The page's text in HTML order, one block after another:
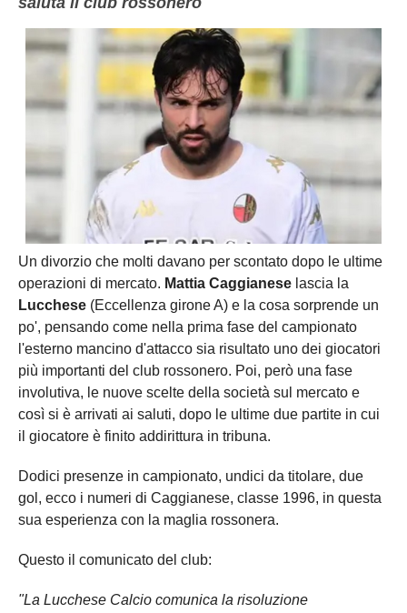
Un divorzio che molti davano per scontato dopo le ultime
operazioni di mercato. Mattia Caggianese lascia la
Lucchese (Eccellenza girone A) e la cosa sorprende un
po', pensando come nella prima fase del campionato
l'esterno mancino d'attacco sia risultato uno dei giocatori
più importanti del club rossonero. Poi, però una fase
involutiva, le nuove scelte della società sul mercato e
così si è arrivati ai saluti, dopo le ultime due partite in cui
il giocatore è finito addirittura in tribuna.
Dodici presenze in campionato, undici da titolare, due
gol, ecco i numeri di Caggianese, classe 1996, in questa
sua esperienza con la maglia rossonera.
Questo il comunicato del club:
"La Lucchese Calcio comunica la risoluzione